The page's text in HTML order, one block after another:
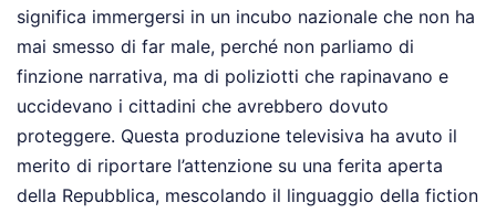
significa immergersi in un incubo nazionale che non ha
mai smesso di far male, perché non parliamo di
finzione narrativa, ma di poliziotti che rapinavano e
uccidevano i cittadini che avrebbero dovuto
proteggere. Questa produzione televisiva ha avuto il
merito di riportare l’attenzione su una ferita aperta
della Repubblica, mescolando il linguaggio della fiction